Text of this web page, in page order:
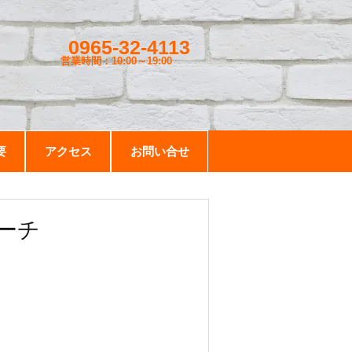
0965-32-4113
営業時間：10:00～19:00
アクセス お問い合せ
チ